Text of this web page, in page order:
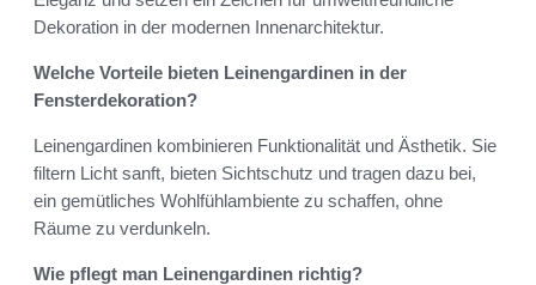
Dekoration in der modernen Innenarchitektur.
Welche Vorteile bieten Leinengardinen in der
Fensterdekoration?
Leinengardinen kombinieren Funktionalität und Ästhetik. Sie
filtern Licht sanft, bieten Sichtschutz und tragen dazu bei,
ein gemütliches Wohlfühlambiente zu schaffen, ohne
Räume zu verdunkeln.
Wie pflegt man Leinengardinen richtig?